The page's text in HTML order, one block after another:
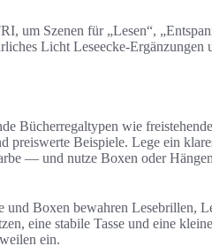
um Szenen für „Lesen“,
Licht Leseecke-Ergänzungen
Bücherregaltypen wie
preiswerte Beispiele. Lege ein
— und nutze Boxen oder
Boxen bewahren Lesebrillen,
eine stabile Tasse und eine
ein.